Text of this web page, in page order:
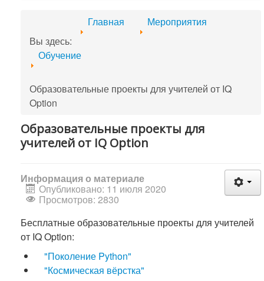
Вы здесь:
Главная Мероприятия
Обучение
Образовательные проекты для учителей от IQ
Option
Образовательные проекты для
учителей от IQ Option
Информация о материале
Опубликовано: 11 июля 2020
Просмотров: 2830
Бесплатные образовательные проекты для учителей
от IQ Option:
"Поколение Python"
"Космическая вёрстка"